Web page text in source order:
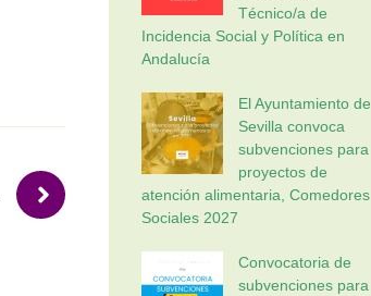
Técnico/a de
Incidencia Social y Política en
Andalucía
El Ayuntamiento de
Sevilla convoca
subvenciones para
proyectos de
atención alimentaria, Comedores
Sociales 2027
Convocatoria de
subvenciones para